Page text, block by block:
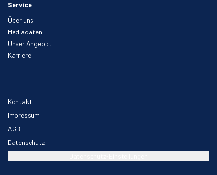
Service
Über uns
Mediadaten
Unser Angebot
Karriere
Kontakt
Impressum
AGB
Datenschutz